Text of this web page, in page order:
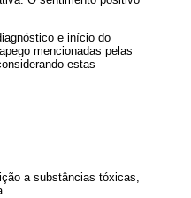
e início do
mencionadas pelas
estas
a substâncias tóxicas,